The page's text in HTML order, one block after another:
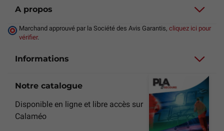
A propos
Marchand approuvé par la Société des Avis Garantis, cliquez ici pour
vérifier.
Informations
Notre catalogue
Disponible en ligne et libre accès sur
Calaméo